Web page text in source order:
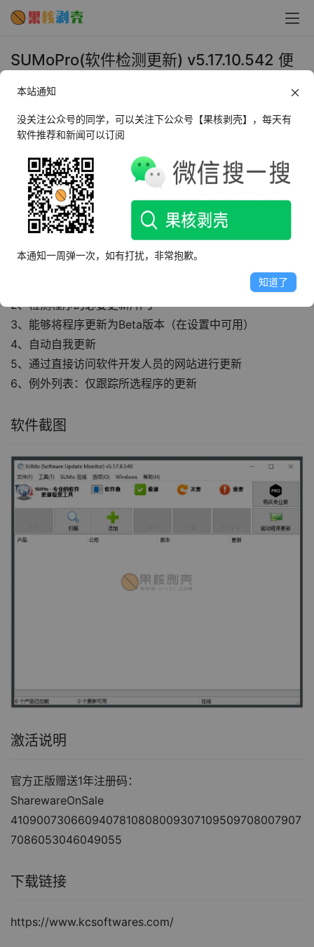
SUMoPro(软件检测更新) v5.17.10.542 便
2023年8月21日 上午10:02 • 系统工具
SUMo PRO是一款非常不错的本地软件更新工具，能够自
动检测本地安装的全部软件内容，并且显示出可用更新的内
容供用户选择，还能够帮助用户卸载那些不常用的软件。
2、检测程序的必要更新/补丁
3、能够将程序更新为Beta版本（在设置中可用）
4、自动自我更新
5、通过直接访问软件开发人员的网站进行更新
6、例外列表：仅跟踪所选程序的更新
软件截图
激活说明
官方正版赠送1年注册码：
SharewareOnSale
4109007306609407810808009307109509708007907
7086053046049055
下载链接
https://www.kcsoftwares.com/
本站通知
没关注公众号的同学，可以关注下公众号【果核剥壳】，每天有
软件推荐和新闻可以订阅
本通知一周弹一次，如有打扰，非常抱歉。
知道了